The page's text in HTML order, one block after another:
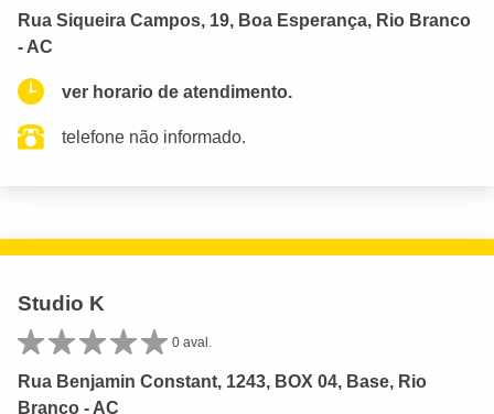
Rua Siqueira Campos, 19, Boa Esperança, Rio Branco
- AC
ver horario de atendimento.
telefone não informado.
Studio K
0 aval.
Rua Benjamin Constant, 1243, BOX 04, Base, Rio
Branco - AC